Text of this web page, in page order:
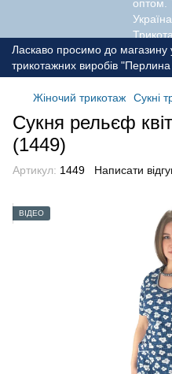
Ласкаво просимо до магазину
трикотажних виробів "Перлина
Жіночий трикотаж Сукні
Сукня рельєф
(1449)
Артикул: 1449 Написати
ВІДЕО